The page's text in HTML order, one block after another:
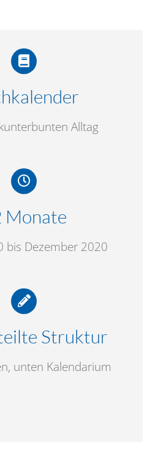
Alltag
Monate
bis Dezember 2020
Struktur
unten Kalendarium